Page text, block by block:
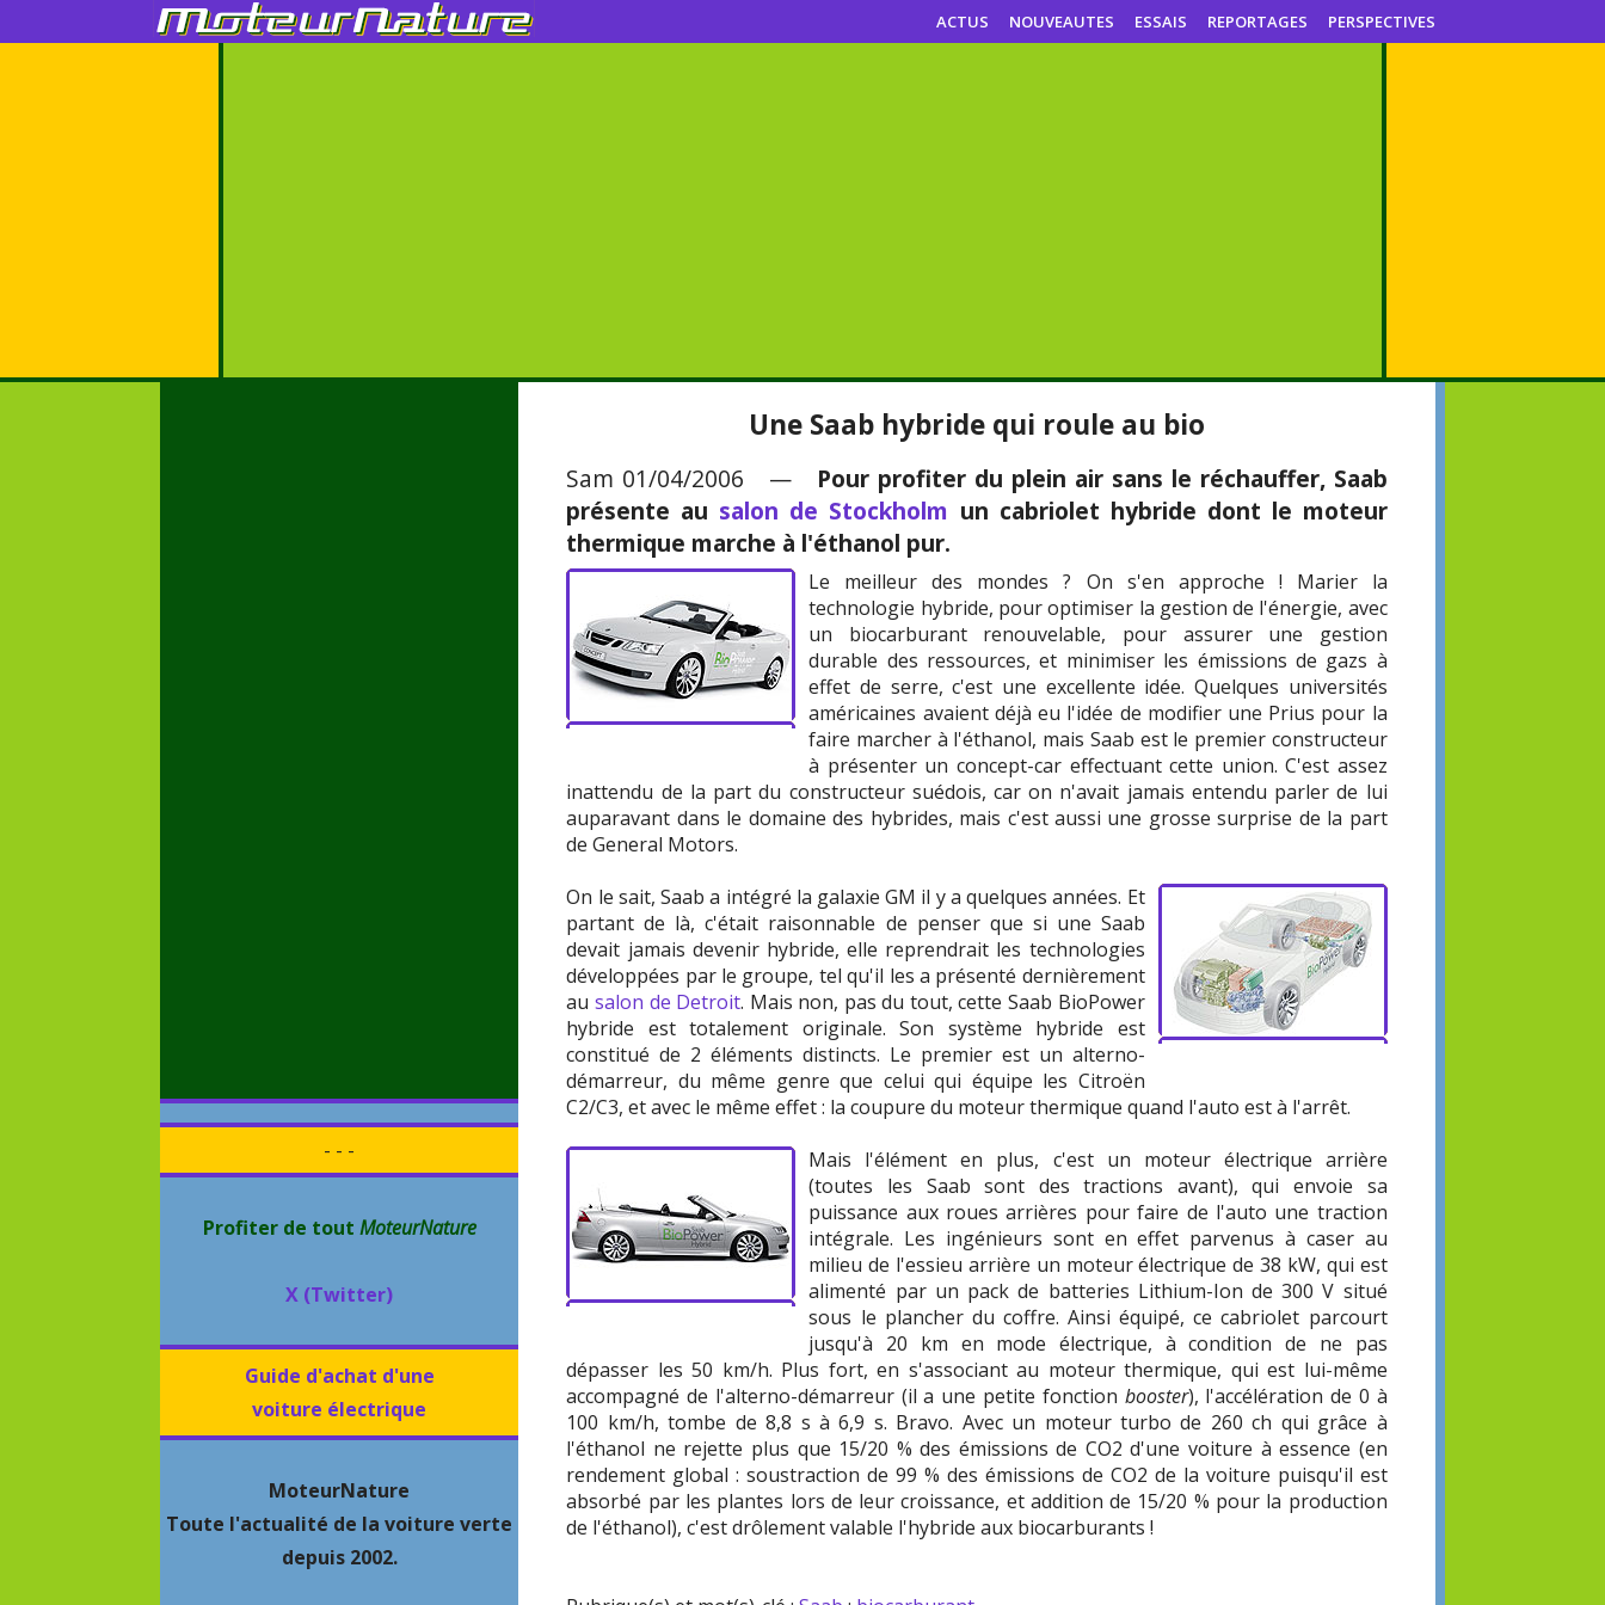
ACTUS NOUVEAUTES ESSAIS REPORTAGES PERSPECTIVES
- - -
Profiter de tout MoteurNature
X (Twitter)
Guide d'achat d'une
voiture électrique
MoteurNature
Toute l'actualité de la voiture verte
depuis 2002.
Une Saab hybride qui roule au bio
Sam 01/04/2006 — Pour profiter du plein air sans le réchauffer, Saab
présente au salon de Stockholm un cabriolet hybride dont le moteur
thermique marche à l'éthanol pur.
Le meilleur des mondes ? On s'en approche ! Marier la
technologie hybride, pour optimiser la gestion de l'énergie, avec
un biocarburant renouvelable, pour assurer une gestion
durable des ressources, et minimiser les émissions de gazs à
effet de serre, c'est une excellente idée. Quelques universités
américaines avaient déjà eu l'idée de modifier une Prius pour la
faire marcher à l'éthanol, mais Saab est le premier constructeur
à présenter un concept-car effectuant cette union. C'est assez
inattendu de la part du constructeur suédois, car on n'avait jamais entendu parler de lui
auparavant dans le domaine des hybrides, mais c'est aussi une grosse surprise de la part
de General Motors.
On le sait, Saab a intégré la galaxie GM il y a quelques années. Et
partant de là, c'était raisonnable de penser que si une Saab
devait jamais devenir hybride, elle reprendrait les technologies
développées par le groupe, tel qu'il les a présenté dernièrement
au salon de Detroit. Mais non, pas du tout, cette Saab BioPower
hybride est totalement originale. Son système hybride est
constitué de 2 éléments distincts. Le premier est un alterno-
démarreur, du même genre que celui qui équipe les Citroën
C2/C3, et avec le même effet : la coupure du moteur thermique quand l'auto est à l'arrêt.
Mais l'élément en plus, c'est un moteur électrique arrière
(toutes les Saab sont des tractions avant), qui envoie sa
puissance aux roues arrières pour faire de l'auto une traction
intégrale. Les ingénieurs sont en effet parvenus à caser au
milieu de l'essieu arrière un moteur électrique de 38 kW, qui est
alimenté par un pack de batteries Lithium-Ion de 300 V situé
sous le plancher du coffre. Ainsi équipé, ce cabriolet parcourt
jusqu'à 20 km en mode électrique, à condition de ne pas
dépasser les 50 km/h. Plus fort, en s'associant au moteur thermique, qui est lui-même
accompagné de l'alterno-démarreur (il a une petite fonction booster), l'accélération de 0 à
100 km/h, tombe de 8,8 s à 6,9 s. Bravo. Avec un moteur turbo de 260 ch qui grâce à
l'éthanol ne rejette plus que 15/20 % des émissions de CO2 d'une voiture à essence (en
rendement global : soustraction de 99 % des émissions de CO2 de la voiture puisqu'il est
absorbé par les plantes lors de leur croissance, et addition de 15/20 % pour la production
de l'éthanol), c'est drôlement valable l'hybride aux biocarburants !